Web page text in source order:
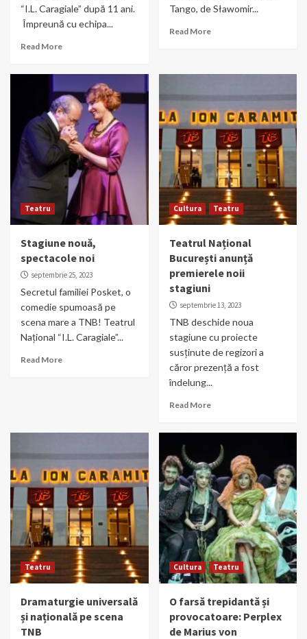
“I.L. Caragiale” după 11 ani.
Împreună cu echipa...
Read More
Tango, de Sławomir...
Read More
Teatru
Stagiune nouă,
spectacole noi
septembrie 25, 2023
Secretul familiei Posket, o
comedie spumoasă pe
scena mare a TNB! Teatrul
Naţional “I.L. Caragiale”...
Read More
Cultura Teatru
Teatrul Național
București anunță
premierele noii
stagiuni
septembrie 13, 2023
TNB deschide noua
stagiune cu proiecte
susținute de regizori a
căror prezență a fost
îndelung...
Read More
Teatru
Dramaturgie universală
și națională pe scena
TNB
Cultura Teatru
O farsă trepidantă și
provocatoare: Perplex
de Marius von